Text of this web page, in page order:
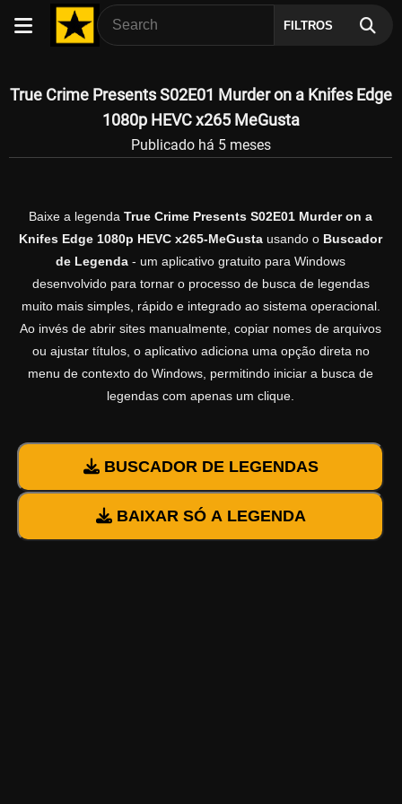
FILTROS
True Crime Presents S02E01 Murder on a Knifes Edge
1080p HEVC x265 MeGusta
Publicado há 5 meses
Baixe a legenda True Crime Presents S02E01 Murder on a
Knifes Edge 1080p HEVC x265-MeGusta usando o Buscador
de Legenda - um aplicativo gratuito para Windows
desenvolvido para tornar o processo de busca de legendas
muito mais simples, rápido e integrado ao sistema operacional.
Ao invés de abrir sites manualmente, copiar nomes de arquivos
ou ajustar títulos, o aplicativo adiciona uma opção direta no
menu de contexto do Windows, permitindo iniciar a busca de
legendas com apenas um clique.
BUSCADOR DE LEGENDAS
BAIXAR SÓ A LEGENDA